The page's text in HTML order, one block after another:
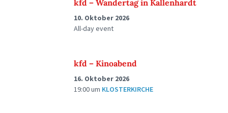
kfd – Wandertag in Kallenhardt
10. Oktober 2026
All-day event
kfd – Kinoabend
16. Oktober 2026
19:00um KLOSTERKIRCHE